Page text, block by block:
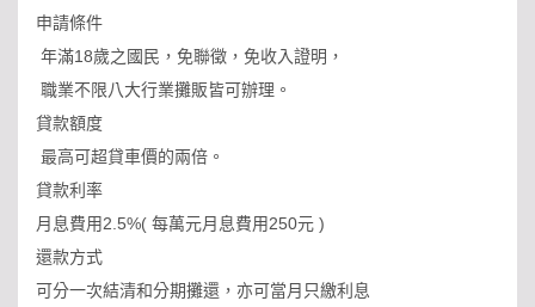
申請條件
年滿18歲之國民，免聯徵，免收入證明，
職業不限八大行業攤販皆可辦理。
貸款額度
最高可超貸車價的兩倍。
貸款利率
月息費用2.5%( 每萬元月息費用250元 )
還款方式
可分一次結清和分期攤還，亦可當月只繳利息